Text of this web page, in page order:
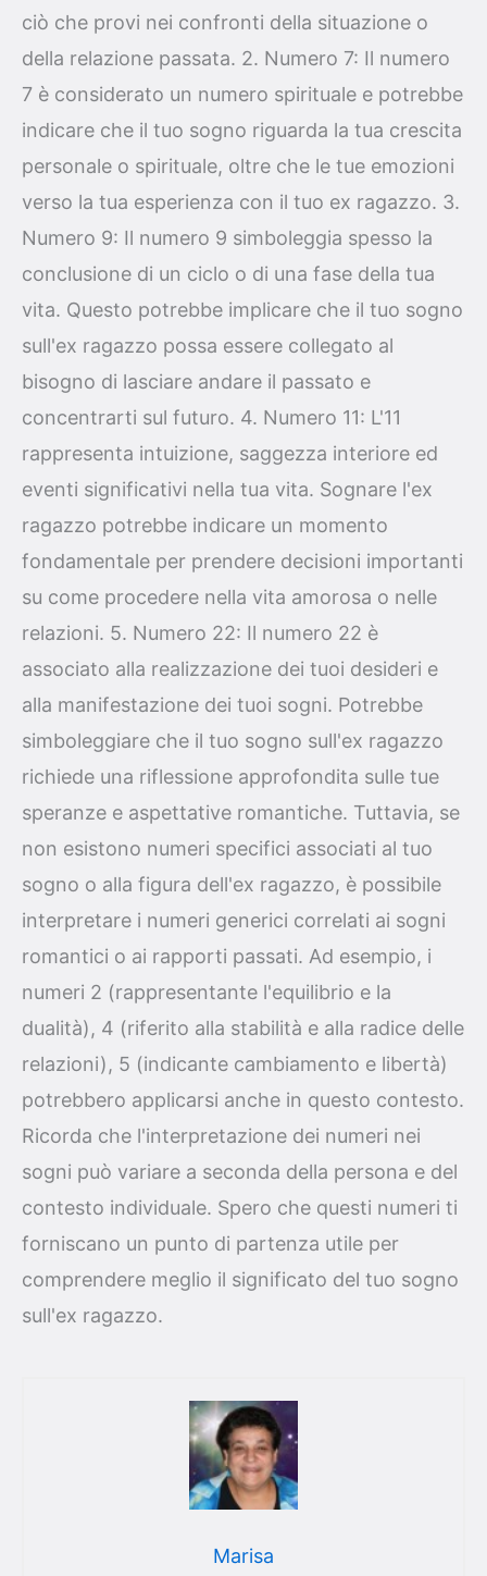
ciò che provi nei confronti della situazione o
della relazione passata. 2. Numero 7: Il numero
7 è considerato un numero spirituale e potrebbe
indicare che il tuo sogno riguarda la tua crescita
personale o spirituale, oltre che le tue emozioni
verso la tua esperienza con il tuo ex ragazzo. 3.
Numero 9: Il numero 9 simboleggia spesso la
conclusione di un ciclo o di una fase della tua
vita. Questo potrebbe implicare che il tuo sogno
sull'ex ragazzo possa essere collegato al
bisogno di lasciare andare il passato e
concentrarti sul futuro. 4. Numero 11: L'11
rappresenta intuizione, saggezza interiore ed
eventi significativi nella tua vita. Sognare l'ex
ragazzo potrebbe indicare un momento
fondamentale per prendere decisioni importanti
su come procedere nella vita amorosa o nelle
relazioni. 5. Numero 22: Il numero 22 è
associato alla realizzazione dei tuoi desideri e
alla manifestazione dei tuoi sogni. Potrebbe
simboleggiare che il tuo sogno sull'ex ragazzo
richiede una riflessione approfondita sulle tue
speranze e aspettative romantiche. Tuttavia, se
non esistono numeri specifici associati al tuo
sogno o alla figura dell'ex ragazzo, è possibile
interpretare i numeri generici correlati ai sogni
romantici o ai rapporti passati. Ad esempio, i
numeri 2 (rappresentante l'equilibrio e la
dualità), 4 (riferito alla stabilità e alla radice delle
relazioni), 5 (indicante cambiamento e libertà)
potrebbero applicarsi anche in questo contesto.
Ricorda che l'interpretazione dei numeri nei
sogni può variare a seconda della persona e del
contesto individuale. Spero che questi numeri ti
forniscano un punto di partenza utile per
comprendere meglio il significato del tuo sogno
sull'ex ragazzo.
Marisa